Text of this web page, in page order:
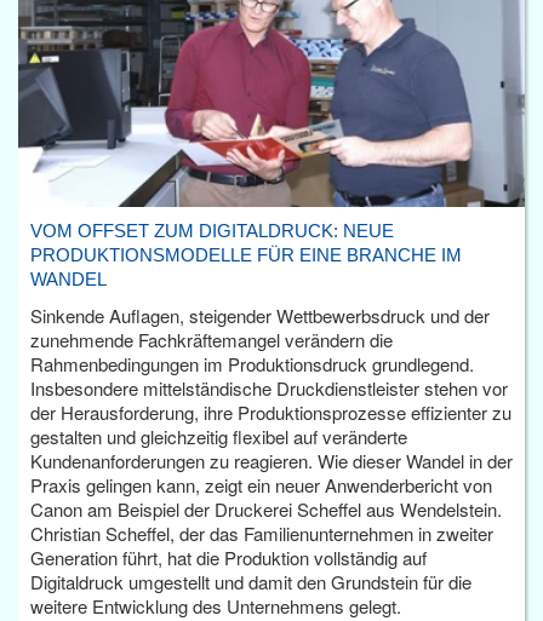
VOM OFFSET ZUM DIGITALDRUCK: NEUE
PRODUKTIONSMODELLE FÜR EINE BRANCHE IM
WANDEL
Sinkende Auflagen, steigender Wettbewerbsdruck und der
zunehmende Fachkräftemangel verändern die
Rahmenbedingungen im Produktionsdruck grundlegend.
Insbesondere mittelständische Druckdienstleister stehen vor
der Herausforderung, ihre Produktionsprozesse effizienter zu
gestalten und gleichzeitig flexibel auf veränderte
Kundenanforderungen zu reagieren. Wie dieser Wandel in der
Praxis gelingen kann, zeigt ein neuer Anwenderbericht von
Canon am Beispiel der Druckerei Scheffel aus Wendelstein.
Christian Scheffel, der das Familienunternehmen in zweiter
Generation führt, hat die Produktion vollständig auf
Digitaldruck umgestellt und damit den Grundstein für die
weitere Entwicklung des Unternehmens gelegt.